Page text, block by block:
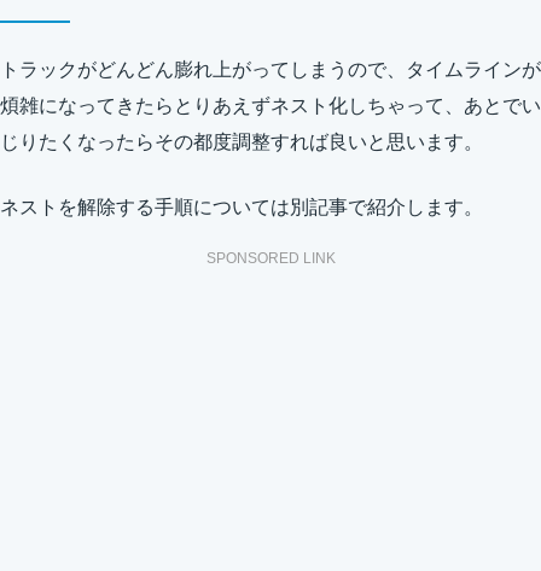
トラックがどんどん膨れ上がってしまうので、タイムラインが
煩雑になってきたらとりあえずネスト化しちゃって、あとでい
じりたくなったらその都度調整すれば良いと思います。
ネストを解除する手順については別記事で紹介します。
SPONSORED LINK